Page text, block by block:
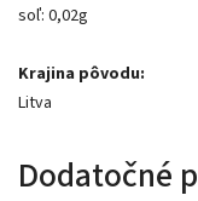
soľ: 0,02g
Krajina pôvodu:
Litva
Dodatočné